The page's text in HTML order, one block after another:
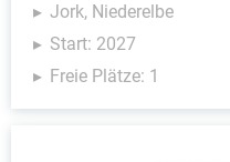
Jork, Niederelbe
Start: 2027
Freie Plätze: 1